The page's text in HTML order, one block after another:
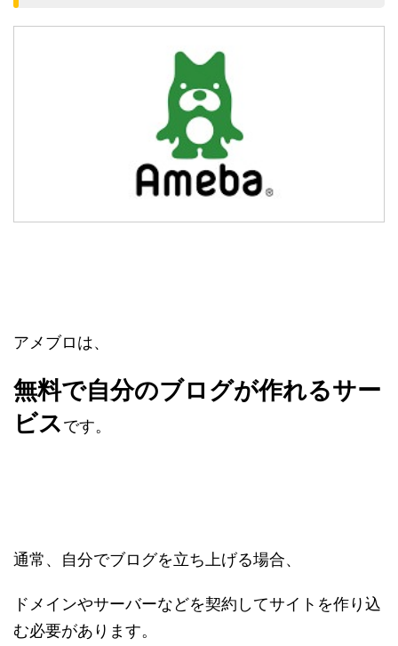
アメブロは、
無料で自分のブログが作れるサー
ビスです。
通常、自分でブログを立ち上げる場合、
ドメインやサーバーなどを契約してサイトを作り込
む必要があります。